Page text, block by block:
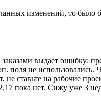
изменений, то было
выдает ошибку:
поля не использовались.
ставьте на рабочие
пока нет. Сижу уже 3